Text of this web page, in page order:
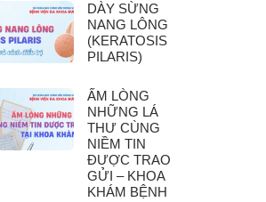
DÀY SỪNG
NANG LÔNG
(KERATOSIS
PILARIS)
ẤM LÒNG
NHỮNG LÁ
THƯ CÙNG
NIỀM TIN
ĐƯỢC TRAO
GỬI – KHOA
KHÁM BỆNH